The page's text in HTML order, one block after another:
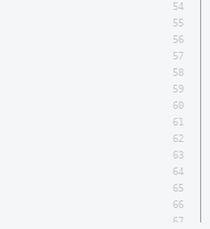
54
55
56
57
58
59
60
61
62
63
64
65
66
67